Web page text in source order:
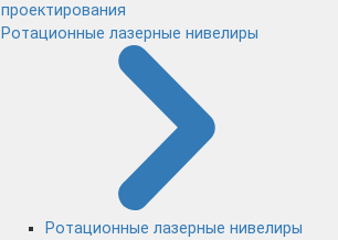
проектирования
Ротационные лазерные нивелиры
Ротационные лазерные нивелиры